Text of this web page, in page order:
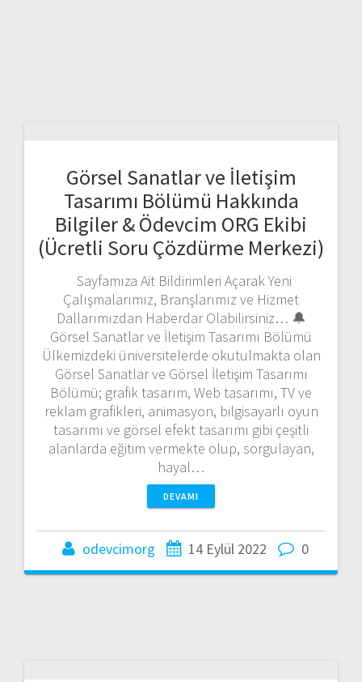
Görsel Sanatlar ve İletişim
Tasarımı Bölümü Hakkında
Bilgiler & Ödevcim ORG Ekibi
(Ücretli Soru Çözdürme Merkezi)
Sayfamıza Ait Bildirimleri Açarak Yeni
Çalışmalarımız, Branşlarımız ve Hizmet
Dallarımızdan Haberdar Olabilirsiniz… 🔔
Görsel Sanatlar ve İletişim Tasarımı Bölümü
Ülkemizdeki üniversitelerde okutulmakta olan
Görsel Sanatlar ve Görsel İletişim Tasarımı
Bölümü; grafik tasarım, Web tasarımı, TV ve
reklam grafikleri, animasyon, bilgisayarlı oyun
tasarımı ve görsel efekt tasarımı gibi çeşitli
alanlarda eğitim vermekte olup, sorgulayan,
hayal…
DEVAMI
odevcimorg 14 Eylül 2022 0